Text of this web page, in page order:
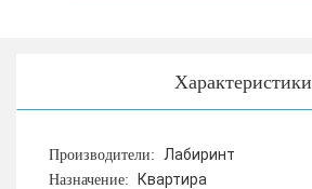
Характеристики
Производители: Лабиринт
Назначение: Квартира